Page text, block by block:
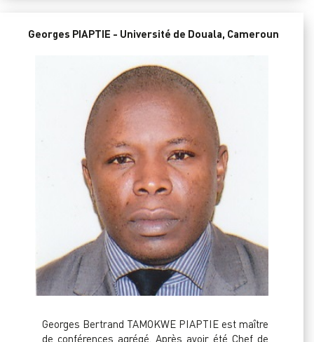
Georges PIAPTIE - Université de Douala, Cameroun
Georges Bertrand TAMOKWE PIAPTIE est maître
de conférences agrégé. Après avoir été Chef de